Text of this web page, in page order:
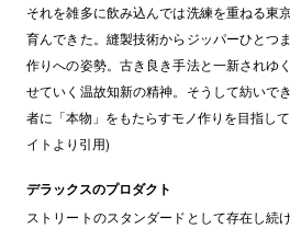
それを雑多に飲み込んでは洗練を重ねる東
育んできた。縫製技術からジッパーひとつ
作りへの姿勢。古き良き手法と一新されゆ
せていく温故知新の精神。そうして紡いで
者に「本物」をもたらすモノ作りを目指し
イトより引用)
デラックスのプロダクト
ストリートのスタンダードとして存在し続